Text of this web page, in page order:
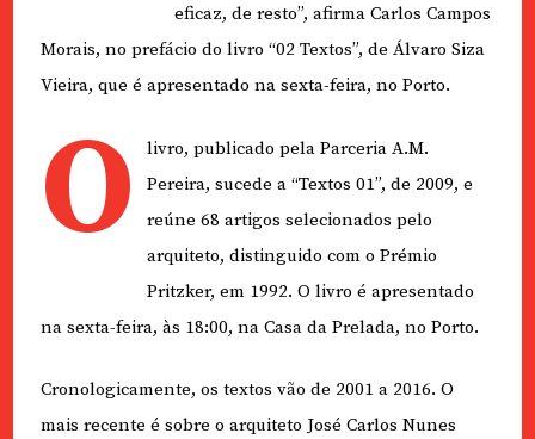
eficaz, de resto”, afirma Carlos Campos
Morais, no prefácio do livro “02 Textos”, de Álvaro Siza
Vieira, que é apresentado na sexta-feira, no Porto.
O
livro, publicado pela Parceria A.M.
Pereira, sucede a “Textos 01”, de 2009, e
reúne 68 artigos selecionados pelo
arquiteto, distinguido com o Prémio
Pritzker, em 1992. O livro é apresentado
na sexta-feira, às 18:00, na Casa da Prelada, no Porto.
Cronologicamente, os textos vão de 2001 a 2016. O
mais recente é sobre o arquiteto José Carlos Nunes